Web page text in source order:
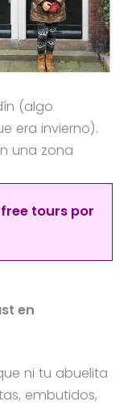
(algo
era invierno).
una zona
tours por
en
ni tu abuelita
embutidos,